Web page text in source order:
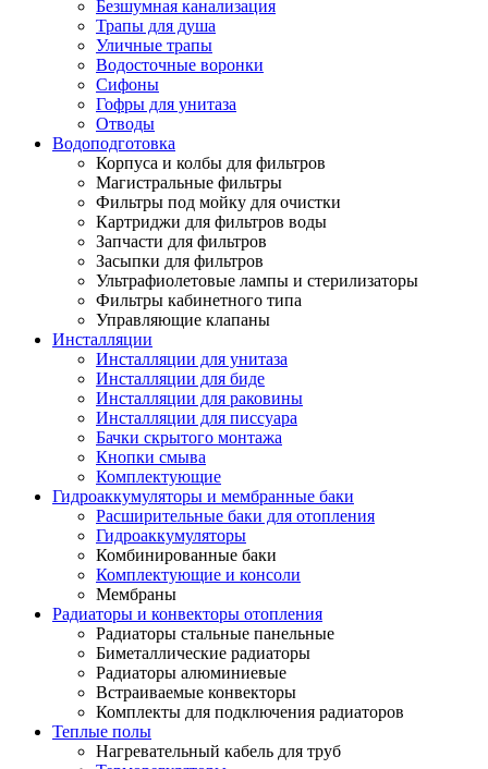
Безшумная канализация
Трапы для душа
Уличные трапы
Водосточные воронки
Сифоны
Гофры для унитаза
Отводы
Водоподготовка
Корпуса и колбы для фильтров
Магистральные фильтры
Фильтры под мойку для очистки
Картриджи для фильтров воды
Запчасти для фильтров
Засыпки для фильтров
Ультрафиолетовые лампы и стерилизаторы
Фильтры кабинетного типа
Управляющие клапаны
Инсталляции
Инсталляции для унитаза
Инсталляции для биде
Инсталляции для раковины
Инсталляции для писсуара
Бачки скрытого монтажа
Кнопки смыва
Комплектующие
Гидроаккумуляторы и мембранные баки
Расширительные баки для отопления
Гидроаккумуляторы
Комбинированные баки
Комплектующие и консоли
Мембраны
Радиаторы и конвекторы отопления
Радиаторы стальные панельные
Биметаллические радиаторы
Радиаторы алюминиевые
Встраиваемые конвекторы
Комплекты для подключения радиаторов
Теплые полы
Нагревательный кабель для труб